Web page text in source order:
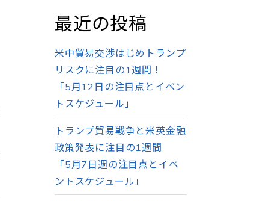
最近の投稿
米中貿易交渉はじめトランプ
リスクに注目の1週間！
「5月12日の注目点とイベン
トスケジュール」
トランプ貿易戦争と米英金融
政策発表に注目の1週間
「5月7日週の注目点とイベ
ントスケジュール」